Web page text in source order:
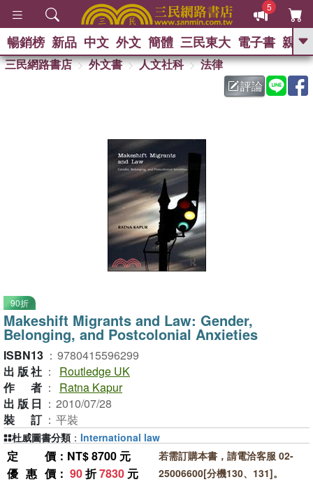
5
GO
暢銷榜 新品 中文 外文 簡體 三民東大 電子書 親子
三民網路書店 外文書 人文社科
法律
評論
90折
Makeshift Migrants and Law: Gender,
Belonging, and Postcolonial Anxieties
ISBN13 ： 9780415596299
出版社 ：
Routledge UK
作者 ：
Ratna Kapur
出版日 ： 2010/07/28
裝訂 ： 平裝
定價 ：NT$ 8700 元
優惠價 ： 90折7830 元
若需訂購本書，請電洽客服 02-
25006600[分機130、131]。
杜威圖書分類 ： International law